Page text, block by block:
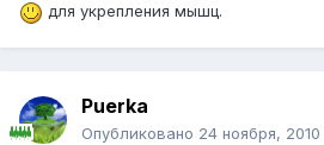
для укрепления мышц.
Puerka
Опубликовано 24 ноября, 2010